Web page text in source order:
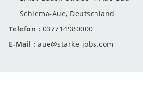
Schlema-Aue, Deutschland
Telefon
037714980000
E-Mail
aue@starke-jobs.com